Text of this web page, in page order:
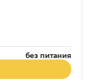
без питания